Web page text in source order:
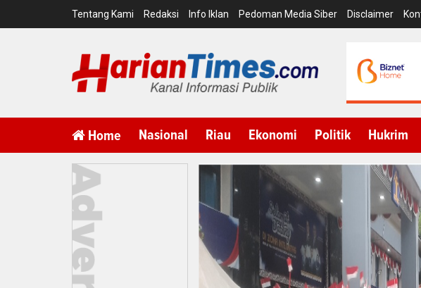
Tentang Kami Redaksi Info Iklan Pedoman Media Siber Disclaimer
Home Nasional Riau Ekonomi Politik Hukrim